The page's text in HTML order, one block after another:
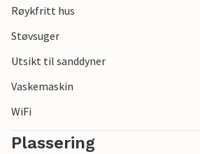
Røykfritt hus
Støvsuger
Utsikt til sanddyner
Vaskemaskin
WiFi
Plassering